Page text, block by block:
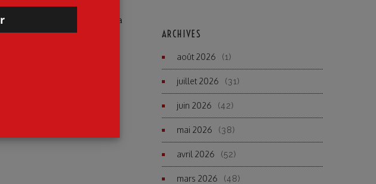
depuis sa création. Elle a
ce projet de loi et lutter
de la justice, de la
démunis, spectateurs
les moyens d’agir que
ARCHIVES
août 2026 (1)
juillet 2026 (31)
juin 2026 (42)
mai 2026 (38)
avril 2026 (52)
mars 2026 (48)